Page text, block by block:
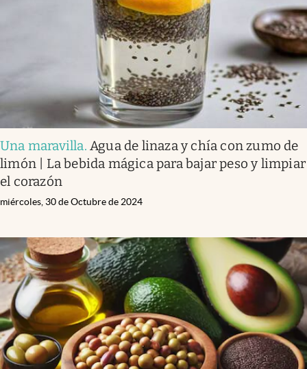
México
Una maravilla.Agua de linaza y chía con zumo de
limón | La bebida mágica para bajar peso y limpiar
el corazón
miércoles, 30 de Octubre de 2024